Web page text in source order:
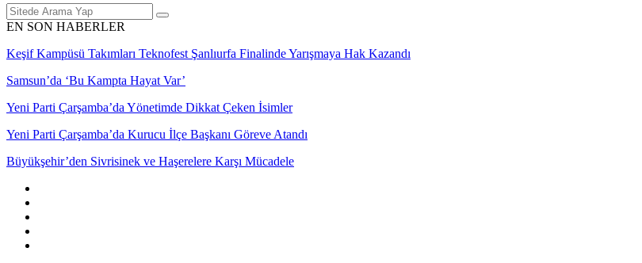
EN SON HABERLER
Keşif Kampüsü Takımları Teknofest Şanlıurfa Finalinde Yarışmaya Hak Kazandı
Samsun’da ‘Bu Kampta Hayat Var’
Yeni Parti Çarşamba’da Yönetimde Dikkat Çeken İsimler
Yeni Parti Çarşamba’da Kurucu İlçe Başkanı Göreve Atandı
Büyükşehir’den Sivrisinek ve Haşerelere Karşı Mücadele